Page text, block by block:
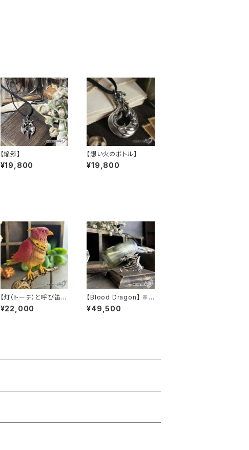
【焔影】
¥19,800
【想い火のボトル】
¥19,800
【灯（トーチ）と呼び笛】
B
¥22,000
【Blood Dragon】 ※1
2〜13号
¥49,500